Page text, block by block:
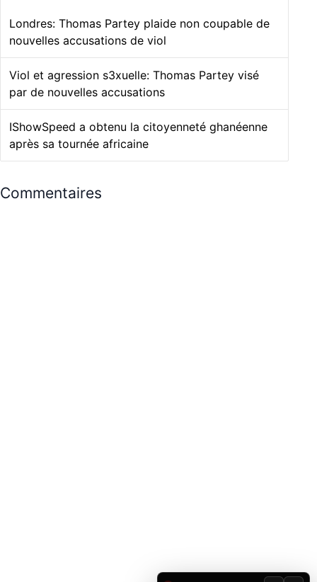
Londres: Thomas Partey plaide non coupable de
nouvelles accusations de viol
Viol et agression s3xuelle: Thomas Partey visé
par de nouvelles accusations
IShowSpeed ​​a obtenu la citoyenneté ghanéenne
après sa tournée africaine
Commentaires